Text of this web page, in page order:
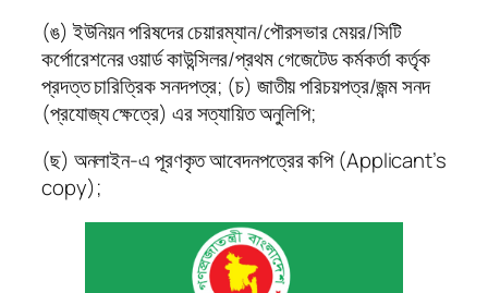
(ঙ) ইউনিয়ন পরিষদের চেয়ারম্যান/পৌরসভার মেয়র/সিটি
কর্পোরেশনের ওয়ার্ড কাউন্সিলর/প্রথম গেজেটেড কর্মকর্তা কর্তৃক
প্রদত্ত চারিত্রিক সনদপত্র; (চ) জাতীয় পরিচয়পত্র/জন্ম সনদ
(প্রযোজ্য ক্ষেত্রে) এর সত্যায়িত অনুলিপি;
(ছ) অনলাইন-এ পূরণকৃত আবেদনপত্রের কপি (Applicant’s
copy);